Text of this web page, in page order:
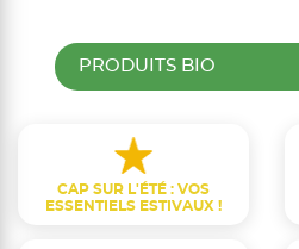
PRODUITS BIO
CAP SUR L'ÉTÉ : VOS
ESSENTIELS ESTIVAUX !